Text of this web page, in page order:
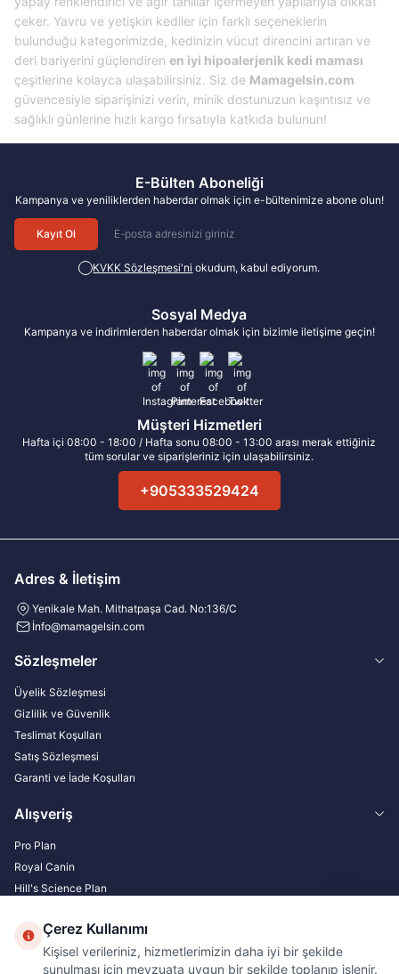
çeker. Yavru ve yetişkin kediler için farklı seçeneklerin
bulunduğu kategorimizde, kedinizin vücut direncini artıran ve
deri bariyerini güçlendiren en iyi hipoalerjenik kedi maması
çeşitlerine kolayca ulaşabilirsiniz. Siz de Mamagelsin.com
güvencesiyle siparişinizi verin, minik dostunuzun kaşıntısız ve
sağlıklı günlerine hızlı kargo fırsatıyla katkıda bulunun!
E-Bülten Aboneliği
Kampanya ve yeniliklerden haberdar olmak için e-bültenimize abone olun!
Kayıt Ol
KVKK Sözleşmesi'ni okudum, kabul ediyorum.
Sosyal Medya
Kampanya ve indirimlerden haberdar olmak için bizimle iletişime geçin!
Müşteri Hizmetleri
Hafta içi 08:00 - 18:00 / Hafta sonu 08:00 - 13:00 arası merak ettiğiniz
tüm sorular ve siparişleriniz için ulaşabilirsiniz.
+905333529424
Adres & İletişim
Yenikale Mah. Mithatpaşa Cad. No:136/C
İnfo@mamagelsin.com
Sözleşmeler
Üyelik Sözleşmesi
Gizlilik ve Güvenlik
Teslimat Koşulları
Satış Sözleşmesi
Garanti ve İade Koşulları
Alışveriş
Pro Plan
Royal Canin
Hill's Science Plan
Bize Ulaşın
Çerez Kullanımı
Kişisel verileriniz, hizmetlerimizin daha iyi bir şekilde
sunulması için mevzuata uygun bir şekilde toplanıp işlenir.